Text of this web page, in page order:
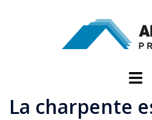
La charpente